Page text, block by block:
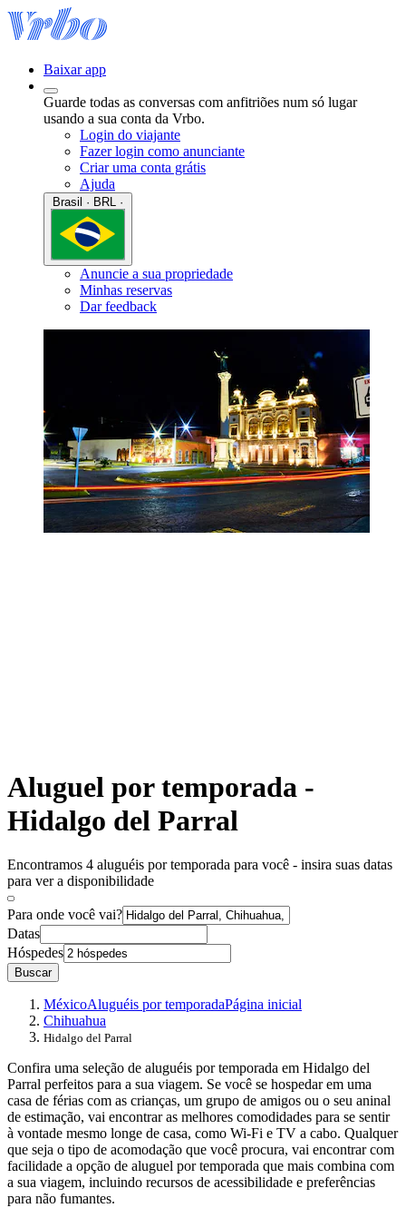
Baixar app
Guarde todas as conversas com anfitriões num só lugar
usando a sua conta da Vrbo.
Login do viajante
Fazer login como anunciante
Criar uma conta grátis
Ajuda
Anuncie a sua propriedade
Minhas reservas
Dar feedback
Aluguel por temporada -
Hidalgo del Parral
Encontramos 4 aluguéis por temporada para você - insira suas datas
para ver a disponibilidade
Para onde você vai?
Datas
Hóspedes
Buscar
MéxicoAluguéis por temporadaPágina inicial
Chihuahua
Hidalgo del Parral
Confira uma seleção de aluguéis por temporada em Hidalgo del
Parral perfeitos para a sua viagem. Se você se hospedar em uma
casa de férias com as crianças, um grupo de amigos ou o seu aninal
de estimação, vai encontrar as melhores comodidades para se sentir
à vontade mesmo longe de casa, como Wi-Fi e TV a cabo. Qualquer
que seja o tipo de acomodação que você procura, vai encontrar com
facilidade a opção de aluguel por temporada que mais combina com
a sua viagem, incluindo recursos de acessibilidade e preferências
para não fumantes.